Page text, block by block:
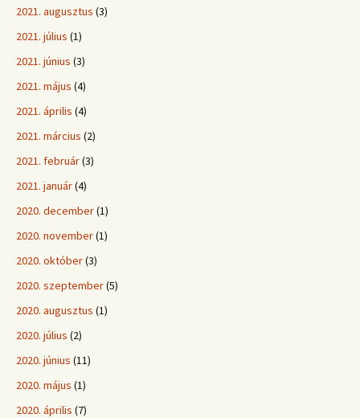
2021. augusztus (3)
2021. július (1)
2021. június (3)
2021. május (4)
2021. április (4)
2021. március (2)
2021. február(3)
2021. január(4)
2020. december(1)
2020. november(1)
2020. október(3)
2020. szeptember(5)
2020. augusztus (1)
2020. július (2)
2020. június (11)
2020. május (1)
2020. április (7)